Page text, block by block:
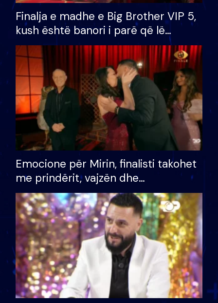
Finalja e madhe e Big Brother VIP 5,
kush është banori i parë që lë
shtëpinë dhe humb mundësinë për
të fituar çmimin e madh
Emocione për Mirin, finalisti takohet
me prindërit, vajzën dhe
bashkëshorten: S’kemi ndonjë letër
divorci apo jo?